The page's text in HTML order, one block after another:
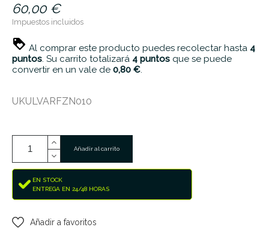
60,00 €
Impuestos incluidos
Al comprar este producto puedes recolectar hasta 4
puntos. Su carrito totalizará 4 puntos que se puede
convertir en un vale de 0,80 €.
UKULVARFZN010
Añadir al carrito
EN STOCK
ENTREGA EN 24/48 HORAS
Añadir a favoritos